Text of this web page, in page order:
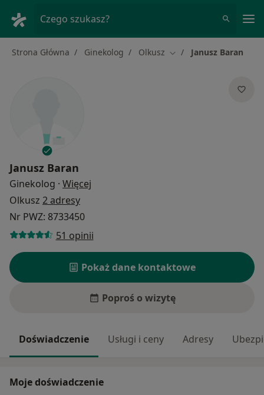
Czego szukasz?
Strona Główna Ginekolog Olkusz Zmień miasto
Janusz Baran
Janusz Baran
Ginekolog · Więcej
Olkusz 2 adresy
Nr PWZ: 8733450
51 opinii
Pokaż dane kontaktowe
Poproś o wizytę
Doświadczenie Usługi i ceny Adresy
Moje doświadczenie